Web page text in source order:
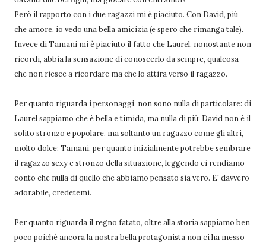
Però il rapporto con i due ragazzi mi è piaciuto. Con David, più
che amore, io vedo una bella amicizia (e spero che rimanga tale).
Invece di Tamani mi è piaciuto il fatto che Laurel, nonostante non
ricordi, abbia la sensazione di conoscerlo da sempre, qualcosa
che non riesce a ricordare ma che lo attira verso il ragazzo.
Per quanto riguarda i personaggi, non sono nulla di particolare: di
Laurel sappiamo che è bella e timida, ma nulla di più; David non è il
solito stronzo e popolare, ma soltanto un ragazzo come gli altri,
molto dolce; Tamani, per quanto inizialmente potrebbe sembrare
il ragazzo sexy e stronzo della situazione, leggendo ci rendiamo
conto che nulla di quello che abbiamo pensato sia vero. E' davvero
adorabile, credetemi.
Per quanto riguarda il regno fatato, oltre alla storia sappiamo ben
poco poiché ancora la nostra bella protagonista non ci ha messo